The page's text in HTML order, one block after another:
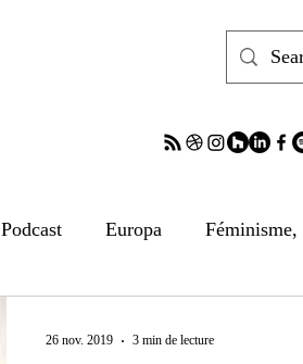
Podcast Europa
26 nov. 2019 3 min de lecture